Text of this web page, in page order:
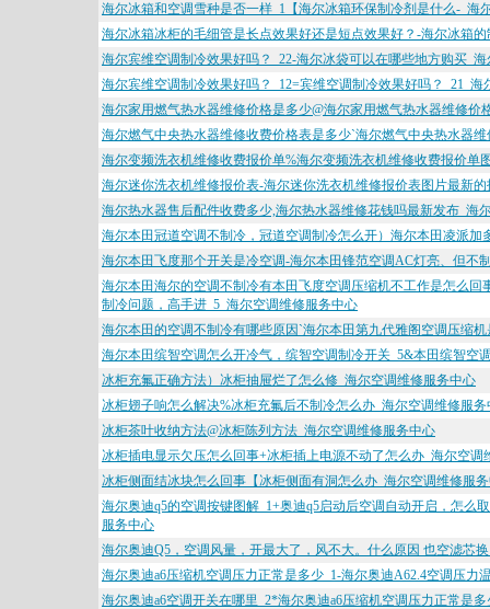
海尔冰箱和空调雪种是否一样_1【海尔冰箱环保制冷剂是什么-_海
海尔冰箱冰柜的毛细管是长点效果好还是短点效果好？-海尔冰箱
海尔宾维空调制冷效果好吗？_22-海尔冰袋可以在哪些地方购买_
海尔宾维空调制冷效果好吗？_12=宾维空调制冷效果好吗？_21_海
海尔家用燃气热水器维修价格是多少@海尔家用燃气热水器维修价
海尔燃气中央热水器维修收费价格表是多少`海尔燃气中央热水器
海尔变频洗衣机维修收费报价单%海尔变频洗衣机维修收费报价单
海尔迷你洗衣机维修报价表-海尔迷你洗衣机维修报价表图片最新
海尔热水器售后配件收费多少,海尔热水器维修花钱吗最新发布_海
海尔本田冠道空调不制冷，冠道空调制冷怎么开）海尔本田凌派加
海尔本田飞度那个开关是冷空调-海尔本田锋范空调AC灯亮、但不
海尔本田海尔的空调不制冷有本田飞度空调压缩机不工作是怎么
制冷问题，高手进_5_海尔空调维修服务中心
海尔本田的空调不制冷有哪些原因`海尔本田第九代雅阁空调压缩
海尔本田缤智空调怎么开冷气，缤智空调制冷开关_5&本田缤智空
冰柜充氟正确方法）冰柜抽屉烂了怎么修_海尔空调维修服务中心
冰柜翅子响怎么解决%冰柜充氟后不制冷怎么办_海尔空调维修服务
冰柜茶叶收纳方法@冰柜陈列方法_海尔空调维修服务中心
冰柜插电显示欠压怎么回事+冰柜插上电源不动了怎么办_海尔空调
冰柜侧面结冰块怎么回事【冰柜侧面有洞怎么办_海尔空调维修服
海尔奥迪q5的空调按键图解_1+奥迪q5启动后空调自动开启，怎
服务中心
海尔奥迪Q5，空调风量，开最大了，风不大。什么原因 也空滤芯
海尔奥迪a6压缩机空调压力正常是多少_1-海尔奥迪A62.4空调压力
海尔奥迪a6空调开关在哪里_2*海尔奥迪a6压缩机空调压力正常是